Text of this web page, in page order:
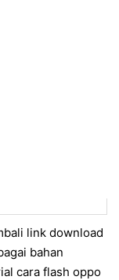
link download
bahan
cara flash oppo